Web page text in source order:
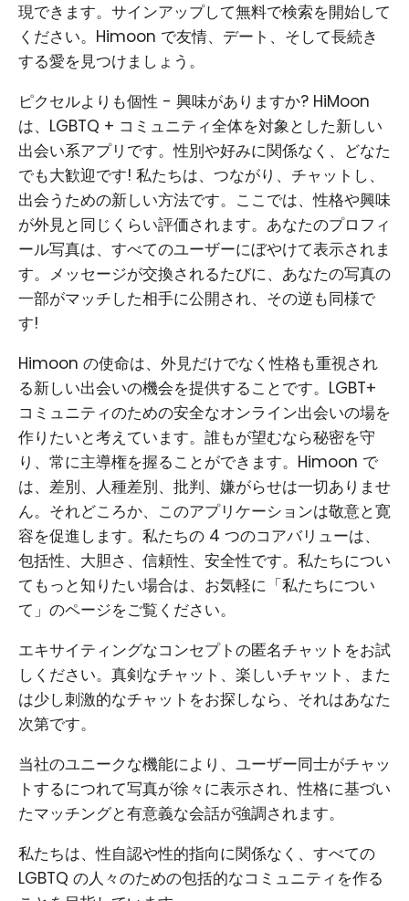
現できます。サインアップして無料で検索を開始して
ください。Himoon で友情、デート、そして長続き
する愛を見つけましょう。
ピクセルよりも個性 - 興味がありますか? HiMoon
は、LGBTQ + コミュニティ全体を対象とした新しい
出会い系アプリです。性別や好みに関係なく、どなた
でも大歓迎です! 私たちは、つながり、チャットし、
出会うための新しい方法です。ここでは、性格や興味
が外見と同じくらい評価されます。あなたのプロフィ
ール写真は、すべてのユーザーにぼやけて表示されま
す。メッセージが交換されるたびに、あなたの写真の
一部がマッチした相手に公開され、その逆も同様で
す!
Himoon の使命は、外見だけでなく性格も重視され
る新しい出会いの機会を提供することです。LGBT+
コミュニティのための安全なオンライン出会いの場を
作りたいと考えています。誰もが望むなら秘密を守
り、常に主導権を握ることができます。Himoon で
は、差別、人種差別、批判、嫌がらせは一切ありませ
ん。それどころか、このアプリケーションは敬意と寛
容を促進します。私たちの 4 つのコアバリューは、
包括性、大胆さ、信頼性、安全性です。私たちについ
てもっと知りたい場合は、お気軽に「私たちについ
て」のページをご覧ください。
エキサイティングなコンセプトの匿名チャットをお試
しください。真剣なチャット、楽しいチャット、また
は少し刺激的なチャットをお探しなら、それはあなた
次第です。
当社のユニークな機能により、ユーザー同士がチャッ
トするにつれて写真が徐々に表示され、性格に基づい
たマッチングと有意義な会話が強調されます。
私たちは、性自認や性的指向に関係なく、すべての
LGBTQ の人々のための包括的なコミュニティを作る